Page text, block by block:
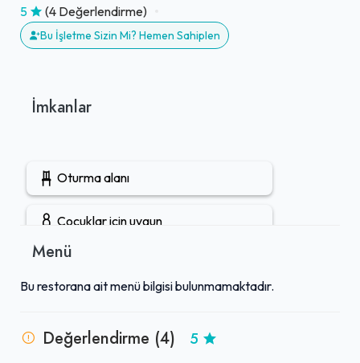
5 (4 Değerlendirme)
Bu İşletme Sizin Mi? Hemen Sahiplen
İmkanlar
Oturma alanı
Çocuklar için uygun
Menü
Bu restorana ait menü bilgisi bulunmamaktadır.
Değerlendirme (4) 5